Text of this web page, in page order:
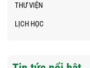
THƯ VIỆN
LỊCH HỌC